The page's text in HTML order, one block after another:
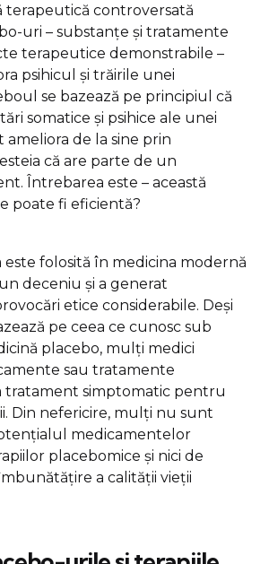
terapeutică controversată
uri – substanțe și tratamente
terapeutice demonstrabile –
psihicul și trăirile unei
se bazează pe principiul că
somatice și psihice ale unei
ameliora de la sine prin
că are parte de un
Întrebarea este – această
poate fi eficientă?
este folosită în medicina modernă
deceniu și a generat
etice considerabile. Deși
pe ceea ce cunosc sub
placebo, mulți medici
sau tratamente
tratament simptomatic pentru
Din nefericire, mulți nu sunt
medicamentelor
placebomice și nici de
a calității vieții